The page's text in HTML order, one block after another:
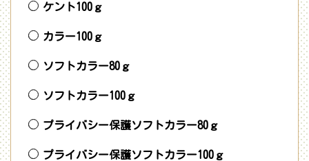
ケント100ｇ
カラー100ｇ
ソフトカラー80ｇ
ソフトカラー100ｇ
プライバシー保護ソフトカラー80ｇ
プライバシー保護ソフトカラー100ｇ